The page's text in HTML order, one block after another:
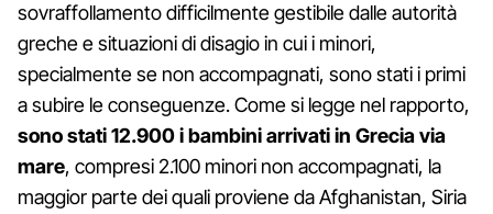
sovraffollamento difficilmente gestibile dalle autorità
greche e situazioni di disagio in cui i minori,
specialmente se non accompagnati, sono stati i primi
a subire le conseguenze. Come si legge nel rapporto,
sono stati 12.900 i bambini arrivati in Grecia via
mare, compresi 2.100 minori non accompagnati, la
maggior parte dei quali proviene da Afghanistan, Siria